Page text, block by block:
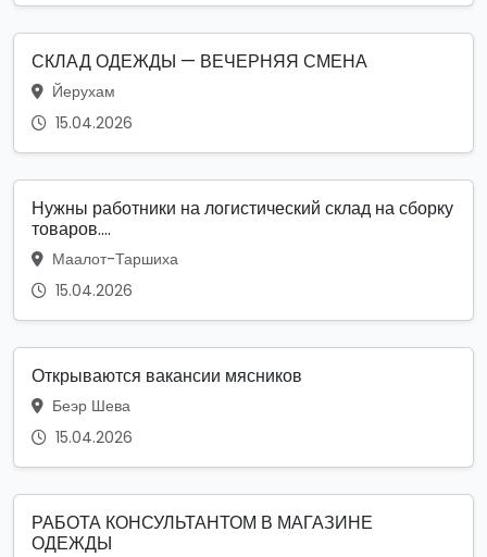
СКЛАД ОДЕЖДЫ — ВЕЧЕРНЯЯ СМЕНА
Йерухам
15.04.2026
Нужны работники на логистический склад на сборку
товаров....
Маалот-Таршиха
15.04.2026
Открываются вакансии мясников
Беэр Шева
15.04.2026
РАБОТА КОНСУЛЬТАНТОМ В МАГАЗИНЕ
ОДЕЖДЫ